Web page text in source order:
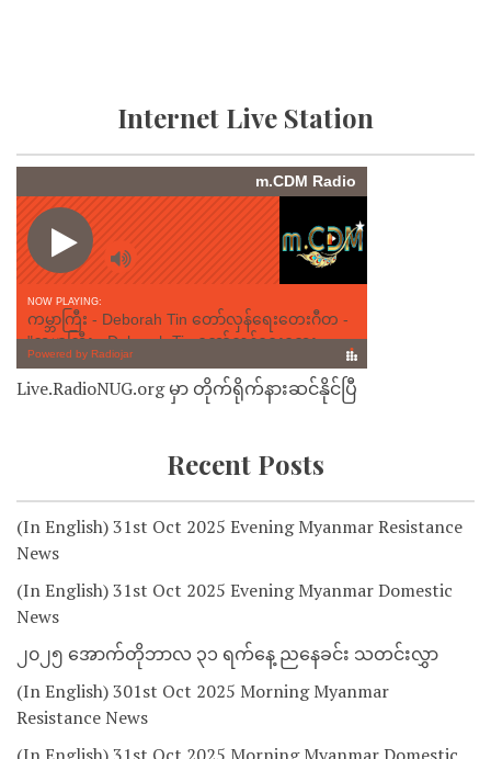
Internet Live Station
Live.RadioNUG.org မှာ တိုက်ရိုက်နားဆင်နိုင်ပြီ
Recent Posts
(In English) 31st Oct 2025 Evening Myanmar Resistance
News
(In English) 31st Oct 2025 Evening Myanmar Domestic
News
၂၀၂၅ အောက်တိုဘာလ ၃၁ ရက်နေ့ ညနေခင်း သတင်းလွှာ
(In English) 301st Oct 2025 Morning Myanmar
Resistance News